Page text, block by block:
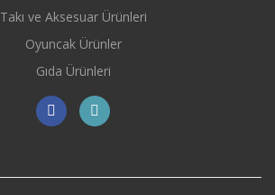
Takı ve Aksesuar Ürünleri
Oyuncak Ürünler
Gıda Ürünleri